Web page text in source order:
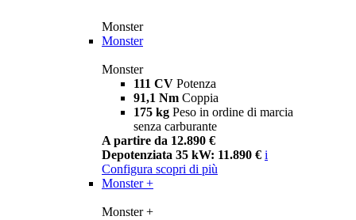
Monster
Monster
Monster
111 CV Potenza
91,1 Nm Coppia
175 kg Peso in ordine di marcia
senza carburante
A partire da 12.890 €
Depotenziata 35 kW: 11.890 € i
Configura scopri di più
Monster +
Monster +